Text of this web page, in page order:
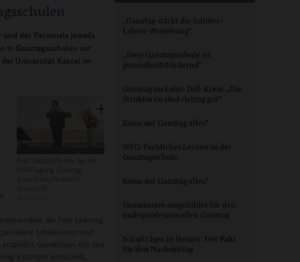
des Personals jeweils
in Ganztagsschulen vor
Universität Kassel im
das Peer Learning
ältere Schülerinnen und
Gemeinsam mit den
Konzepte entwickelt,
„Ganztag stärkt die Schüler-
Lehrer-Beziehung“
„Gute Ganztagsschule ist
gesundheitsfördernd“
Ganztag im Lahn-Dill-Kreis: „Die
Strukturen sind richtig gut“
Kann der Ganztag alles?
StEG: Fachliches Lernen in der
Ganztagsschule
Kann der Ganztag alles?
Gemeinsam ausgebildet für den
multiprofessionellen Ganztag
Schulträger in Hessen: Der Pakt
für den Nachmittag